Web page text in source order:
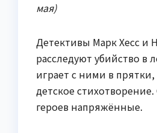
мая)
Детективы Марк Хесс и
расследуют убийство в
играет с ними в
детское
героев напряжённые.